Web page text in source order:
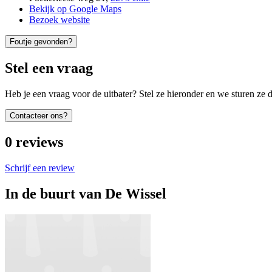
Bekijk op Google Maps
Bezoek website
Foutje gevonden?
Stel een vraag
Heb je een vraag voor de uitbater? Stel ze hieronder en we sturen ze
Contacteer ons?
0 reviews
Schrijf een review
In de buurt van De Wissel